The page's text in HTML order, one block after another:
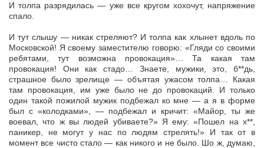
И толпа разрядилась — уже все кругом хохочут, напряжение
спало.
И тут слышу — никак стреляют? И толпа как хлынет вдоль по
Московской! Я своему заместителю говорю: «Гляди со своими
ребятами, тут возможна провокация»… Та какая там
провокация! Они как стадо… Знаете, мужики, это, б**дь,
страшное было зрелище — объятая ужасом толпа… Какая
там провокация, им уже было не до провокаций. И только
один такой пожилой мужик подбежал ко мне — а я в форме
был с «колодками», — подбежал и кричит: «Майор, ты же
воевал, что ж вы людей убиваете?» Я ему: «Пошел на х**,
паникер, не могут у нас по людям стрелять!» И так от в
момент все чисто стало — как никого и не было. Шо ж, думаю,